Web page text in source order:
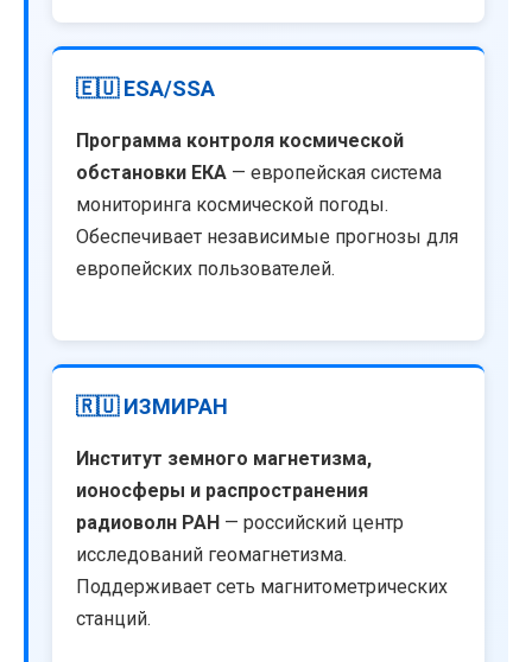
🇪🇺 ESA/SSA
Программа контроля космической
обстановки ЕКА — европейская система
мониторинга космической погоды.
Обеспечивает независимые прогнозы для
европейских пользователей.
🇷🇺 ИЗМИРАН
Институт земного магнетизма,
ионосферы и распространения
радиоволн РАН — российский центр
исследований геомагнетизма.
Поддерживает сеть магнитометрических
станций.